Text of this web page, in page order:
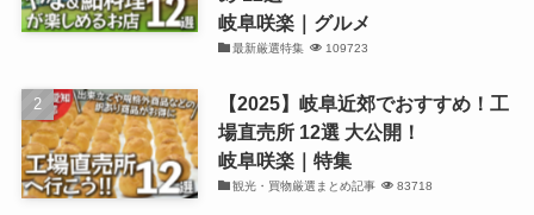
岐阜咲楽｜グルメ
最新厳選特集 109723
【2025】岐阜近郊でおすすめ！工
場直売所 12選 大公開！
岐阜咲楽｜特集
観光・買物厳選まとめ記事 83718